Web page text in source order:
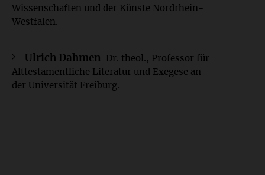
Wissenschaften und der Künste Nordrhein-
Westfalen.
Ulrich Dahmen
Dr. theol., Professor für
Alttestamentliche Literatur und Exegese an
der Universität Freiburg.